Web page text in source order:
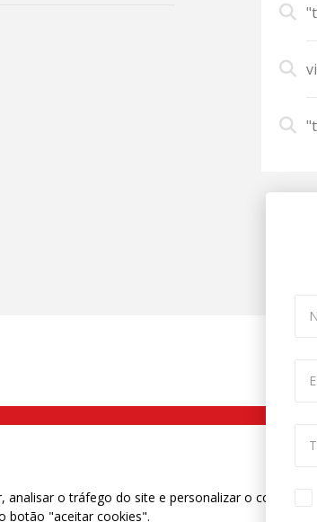
9200 - Fax (11) 2108 9310
o tráfego do site e personalizar o
botão "aceitar cookies".